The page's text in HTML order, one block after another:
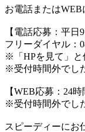
お電話またはWEB
【電話応募：平日
フリーダイヤル：
※「HPを見て」と
※受付時間外でし
【WEB応募：24
※受付時間外でし
スピーディーにお